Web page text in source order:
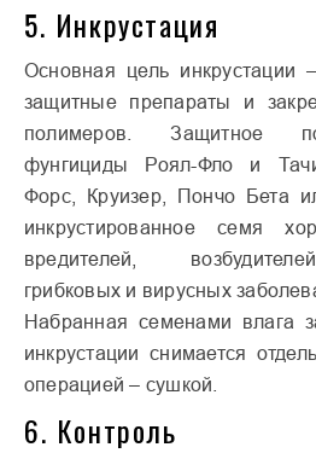
5. Инкрустация
Основная цель инкрустации
защитные препараты и
полимеров. Защитное
фунгициды Роял-Фло и
Форс, Круизер, Пончо Бета
инкрустированное семя
вредителей,
грибковых и вирусных
Набранная семенами влага
инкрустации снимается
операцией – сушкой.
6. Контроль